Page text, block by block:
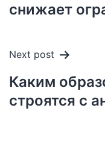
снижает
Next post
Каким
строятся с